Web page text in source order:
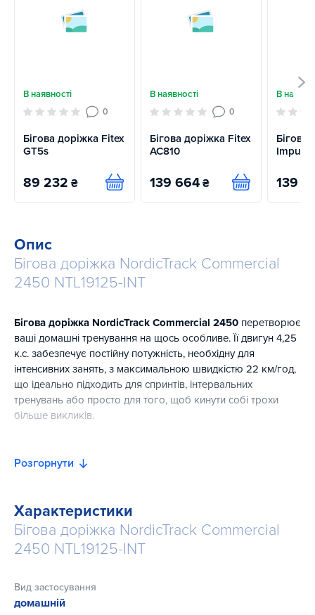
В наявності
0
Бігова доріжка Fitex
GT5s
89 232 ₴ Купити
В наявності
0
Бігова доріжка Fitex
AC810
139 664 ₴ Купити
В
Бігова
139
Опис
Бігова доріжка NordicTrack Commercial
2450 NTL19125-INT
Бігова доріжка NordicTrack Commercial 2450 перетворює
ваші домашні тренування на щось особливе. Її двигун 4,25
к.с. забезпечує постійну потужність, необхідну для
інтенсивних занять, з максимальною швидкістю 22 км/год,
що ідеально підходить для спринтів, інтервальних
тренувань або просто для того, щоб кинути собі трохи
більше викликів.
повертатися, що дозволяє легко йти в ногу з
просторому біговому полотну шириною 55 см NordicTrack
дає вам більше місця для природного бігу. сеансу.
Оснащена підтримкою iFIT 2.0, що дає вам доступ до
тренування, йога та багато іншого. Кожну сесію ведуть
досвідчені тренери, які проведуть вас гарними місцями по
Розгорнути
Характеристики
Бігова доріжка NordicTrack Commercial
2450 NTL19125-INT
Вид застосування
домашній